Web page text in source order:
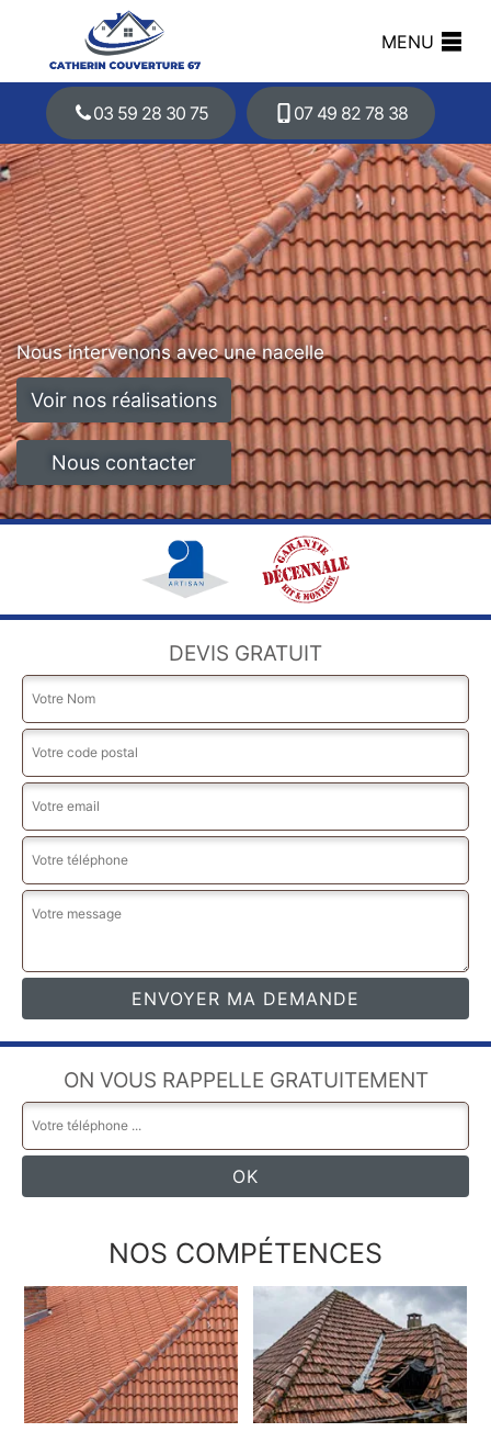
MENU
03 59 28 30 75 07 49 82 78 38
Nous intervenons avec une nacelle
Voir nos réalisations
Nous contacter
DEVIS GRATUIT
ON VOUS RAPPELLE GRATUITEMENT
NOS COMPÉTENCES